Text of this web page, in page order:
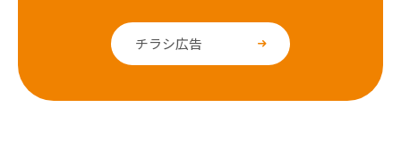
チラシ広告